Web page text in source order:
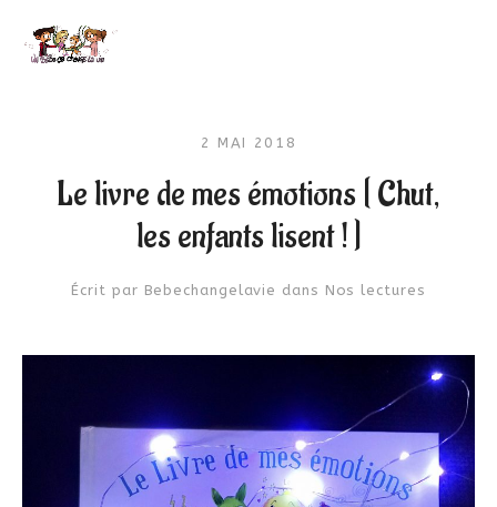
2 MAI 2018
Le livre de mes émotions [ Chut,
les enfants lisent ! ]
Écrit par Bebechangelavie dans Nos lectures